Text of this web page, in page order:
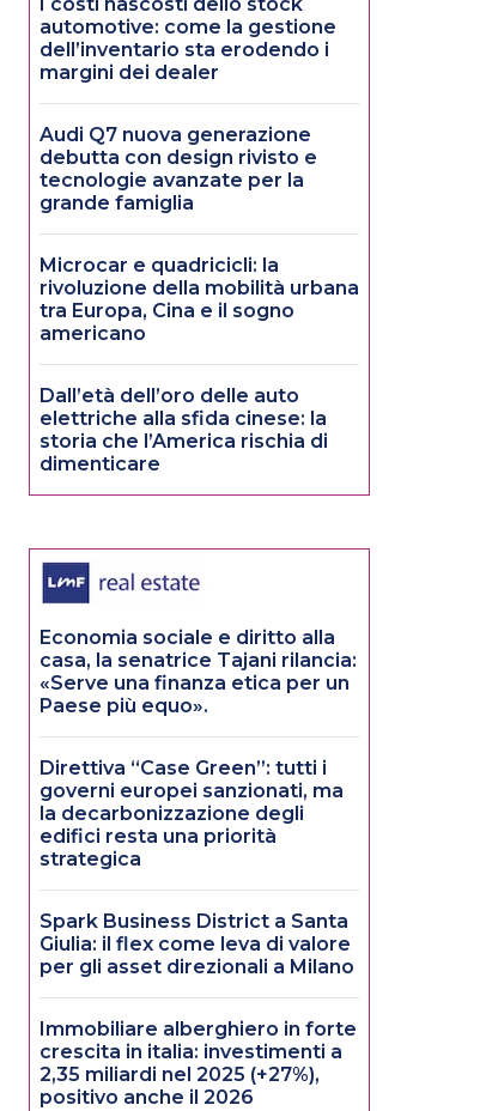
automotive: come la gestione
dell’inventario sta erodendo i
margini dei dealer
Audi Q7 nuova generazione
debutta con design rivisto e
tecnologie avanzate per la
grande famiglia
Microcar e quadricicli: la
rivoluzione della mobilità urbana
tra Europa, Cina e il sogno
americano
Dall’età dell’oro delle auto
elettriche alla sfida cinese: la
storia che l’America rischia di
dimenticare
Economia sociale e diritto alla
casa, la senatrice Tajani rilancia:
«Serve una finanza etica per un
Paese più equo».
Direttiva “Case Green”: tutti i
governi europei sanzionati, ma
la decarbonizzazione degli
edifici resta una priorità
strategica
Spark Business District a Santa
Giulia: il flex come leva di valore
per gli asset direzionali a Milano
Immobiliare alberghiero in forte
crescita in italia: investimenti a
2,35 miliardi nel 2025 (+27%),
positivo anche il 2026